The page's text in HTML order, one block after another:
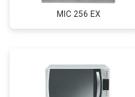
MIC 256 EX